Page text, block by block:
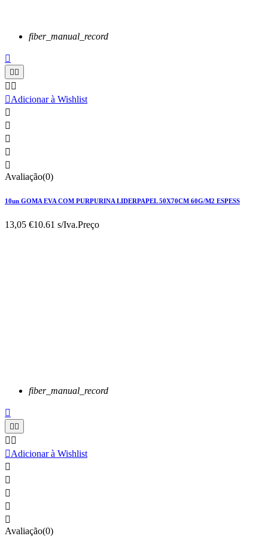
fiber_manual_record

 
 
Adicionar à Wishlist





Avaliação(0)
10un GOMA EVA COM PURPURINA LIDERPAPEL 50X70CM 60G/M2 ESPESS
13,05 €10.61 s/Iva.Preço
fiber_manual_record

 
 
Adicionar à Wishlist





Avaliação(0)